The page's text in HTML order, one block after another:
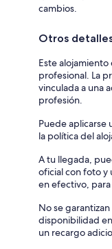
cambios.
Otros
Este
profesional. La
vinculada a una
profesión.
Puede aplicarse
la política del
A tu llegada,
oficial con foto
en efectivo,
No se
disponibilidad
un recargo